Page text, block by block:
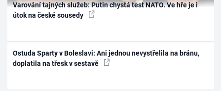
Varování tajných služeb: Putin chystá test NATO. Ve hře je i
útok na české sousedy
Ostuda Sparty v Boleslavi: Ani jednou nevystřelila na bránu,
doplatila na třesk v sestavě